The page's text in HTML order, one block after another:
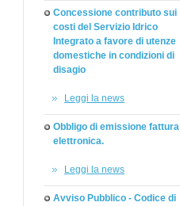
Concessione contributo sui
costi del Servizio Idrico
Integrato a favore di utenze
domestiche in condizioni di
disagio
Leggi la news
Obbligo di emissione fattura
elettronica.
Leggi la news
Avviso Pubblico - Codice di